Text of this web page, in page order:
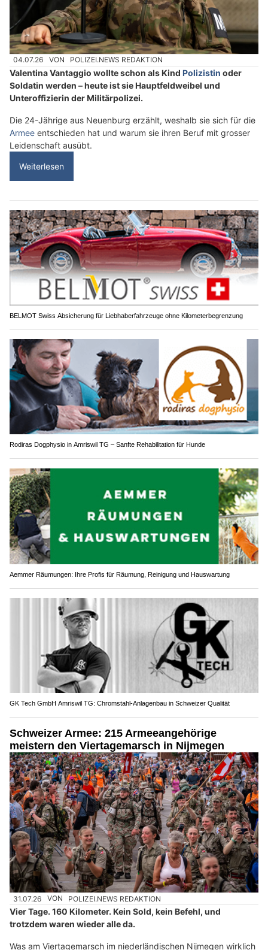
04.07.26 VON POLIZEI.NEWS REDAKTION
Valentina Vantaggio wollte schon als Kind Polizistin oder
Soldatin werden – heute ist sie Hauptfeldweibel und
Unteroffizierin der Militärpolizei.
Die 24-Jährige aus Neuenburg erzählt, weshalb sie sich für die
Armee entschieden hat und warum sie ihren Beruf mit grosser
Leidenschaft ausübt.
Weiterlesen
BELMOT Swiss Absicherung für Liebhaberfahrzeuge ohne Kilometerbegrenzung
Rodiras Dogphysio in Amriswil TG – Sanfte Rehabilitation für Hunde
Aemmer Räumungen: Ihre Profis für Räumung, Reinigung und Hauswartung
GK Tech GmbH Amriswil TG: Chromstahl-Anlagenbau in Schweizer Qualität
Schweizer Armee: 215 Armeeangehörige
meistern den Viertagemarsch in Nijmegen
31.07.26 VON POLIZEI.NEWS REDAKTION
Vier Tage. 160 Kilometer. Kein Sold, kein Befehl, und
trotzdem waren wieder alle da.
Was am Viertagemarsch im niederländischen Nijmegen wirklich